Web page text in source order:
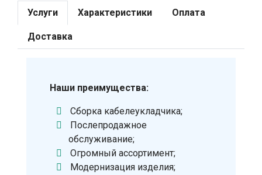
Услуги Характеристики Оплата
Доставка
Наши преимущества:
Сборка кабелеукладчика;
Послепродажное
обслуживание;
Огромный ассортимент;
Модернизация изделия;